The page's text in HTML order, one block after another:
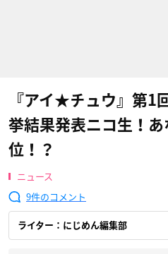
『アイ★チュウ』第1
挙結果発表ニコ生！
位！？
ニュース
9
ライター：にじめん編集部